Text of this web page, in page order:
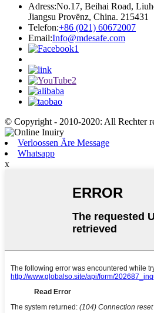
Adress:No.17, Beihai Road,
Jiangsu Provënz, China. 215431
Telefon:+86 (021) 60672007
Email:Info@mdesafe.com
© Copyright - 2010-2020: All Rechter
Verloossen Äre Message
Whatsapp
x